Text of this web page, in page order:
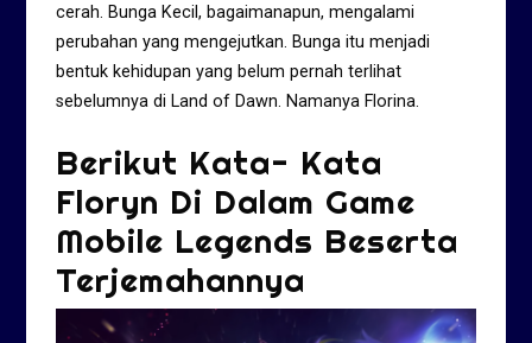
cerah. Bunga Kecil, bagaimanapun, mengalami
perubahan yang mengejutkan. Bunga itu menjadi
bentuk kehidupan yang belum pernah terlihat
sebelumnya di Land of Dawn. Namanya Florina.
Berikut Kata- Kata
Floryn Di Dalam Game
Mobile Legends Beserta
Terjemahannya